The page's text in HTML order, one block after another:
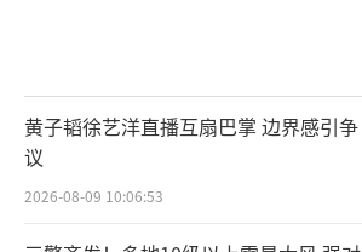
黄子韬徐艺洋直播互扇巴掌 边界感引争
议
2026-08-09 10:06:53